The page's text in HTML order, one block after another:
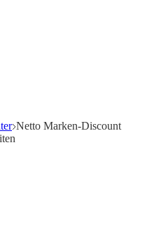
Netto Marken-Discount